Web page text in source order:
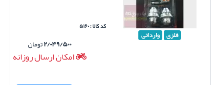
فلزی وارداتی
کد کالا : ۵۱۶۰
۲/۰۴۹/۵۰۰تومان
امکان ارسال روزانه